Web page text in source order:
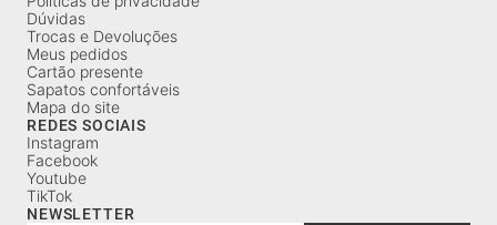
Dúvidas
Trocas e Devoluções
Meus pedidos
Cartão presente
Sapatos confortáveis
Mapa do site
REDES SOCIAIS
Instagram
Facebook
Youtube
TikTok
NEWSLETTER